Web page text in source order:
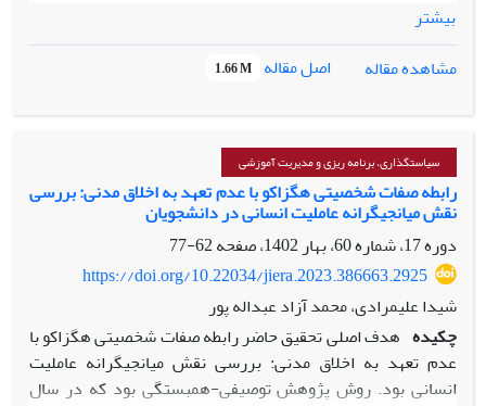
روش: این پژوهش از نظر روش آمیخته، بخش کیفی سنتزپژوهی و
تحلیل تِم مصاحبه با خبرگان و بخش کمی آزمون معادلات ساختاری
برای تناسب سنجی مدل بود.
مفهوم یا مضمون اصلی از 17 مقاله از پیشینه تجربی شناسایی با
توجه به نتایج مصاحبه 21 مولفه در قالب 3 عامل استخراج شد
سپس در نهایت عوامل استخراج شده از منابع کتابخانه‌ای جدول و
نظرات اساتید و خبرگان به ترتیب مرتب و موارد تکراری و مشابه
حذف شد که نهایتا تعداد 38 مفهوم اولیه (شاخص)، 6 تِم و مضمون
اصلی (آمادگی فرهنگی معلمان، حمایت سازمانی، توسعه
برنامه‌های درسی چندفرهنگی، مدیریت تنوع فرهنگی در محیط
آموزشی، توسعه مهارت‌های حل تعارض و آموزش و توانمندسازی)
در قالب عوامل موثر در کاهش تعارضات نقش معلمان در محیط
های یادگیری چندفرهنگی شناسایی و تعیین شدند.
بیشتر
مشاهده مقاله
اصل مقاله 1.66 M
سیاستگذاری، برنامه ریزی و مدیریت آموزشی
رابطه صفات شخصیتی هگزاکو با عدم تعهد به اخلاق مدنی: بررسی
نقش میانجیگرانه عاملیت انسانی در دانشجویان
دوره 17، شماره 60، بهار 1402، صفحه
62-77
https://doi.org/10.22034/jiera.2023.386663.2925
شیدا علیمرادی، محمد آزاد عبداله پور
چکیده هدف اصلی تحقیق حاضر رابطه صفات شخصیتی هگزاکو با
عدم تعهد به اخلاق مدنی: بررسی نقش میانجیگرانه عاملیت
انسانی بود. روش پژوهش توصیفی-همبستگی بود که در سال